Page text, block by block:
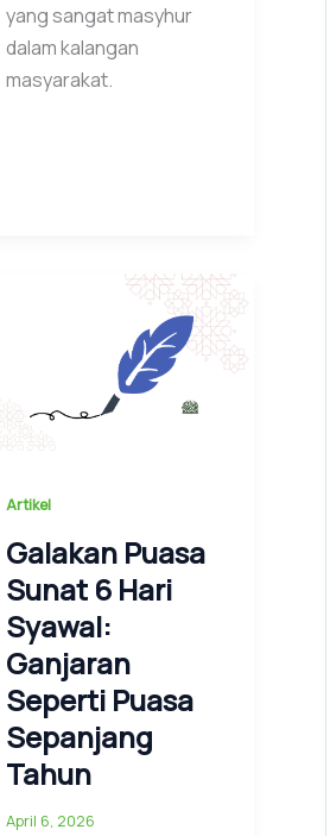
yang sangat masyhur
dalam kalangan
masyarakat.
Artikel
Galakan Puasa
Sunat 6 Hari
Syawal:
Ganjaran
Seperti Puasa
Sepanjang
Tahun
April 6, 2026